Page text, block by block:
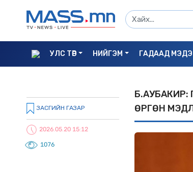
УЛС ТӨР НИЙГЭМ ГАДААД
ЗАСГИЙН ГАЗАР
2026.05.20 15:12
1076
Б.АУБАКИР:
ӨРГӨН